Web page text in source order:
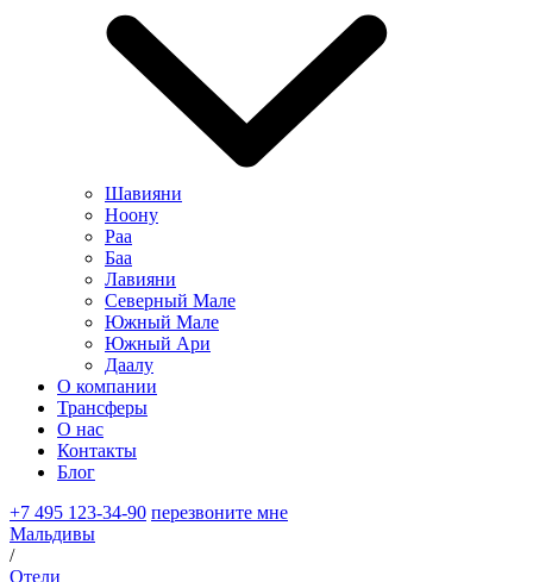
Шавияни
Ноону
Раа
Баа
Лавияни
Северный Мале
Южный Мале
Южный Ари
Даалу
О компании
Трансферы
О нас
Контакты
Блог
+7 495 123-34-90 перезвоните мне
Мальдивы
/
Отели